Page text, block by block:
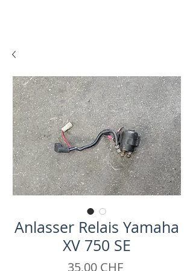
Anlasser Relais Yamaha
XV 750 SE
35,00 CHFPreis